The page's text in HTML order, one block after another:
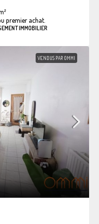
premier achat.
IMMOBILIER
VENDUS PAR OMMI